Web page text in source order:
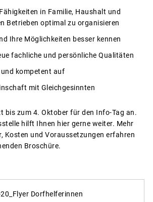
in Familie, Haushalt und
Betrieben optimal zu organisieren
Ihre Möglichkeiten besser kennen
fachliche und persönliche Qualitäten
kompetent auf
mit Gleichgesinnten
bis zum 4. Oktober für den Info-Tag an.
hilft Ihnen hier gerne weiter. Mehr
Kosten und Voraussetzungen erfahren
Broschüre.
Dorfhelferinnen